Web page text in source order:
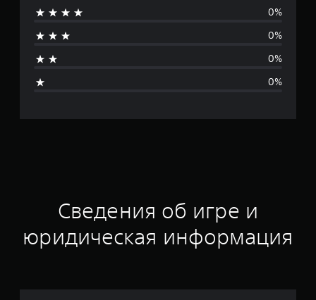
о
е
о
0%
0%
0%
0%
Сведения об игре и
юридическая информация